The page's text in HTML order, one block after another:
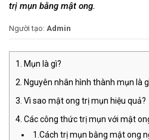
trị mụn bằng mật ong.
Người tạo: Admin
Mụn là gì?
Nguyên nhân hình thành mụn là
Vì sao mật ong trị mụn hiệu quả?
Các công thức trị mụn với mật
1.Cách trị mụn bằng mật ong